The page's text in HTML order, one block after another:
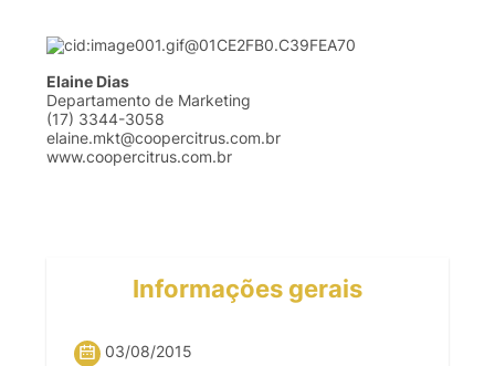
Elaine Dias
Departamento de Marketing
(17) 3344-3058
elaine.mkt@coopercitrus.com.br
www.coopercitrus.com.br
Informações gerais
03/08/2015